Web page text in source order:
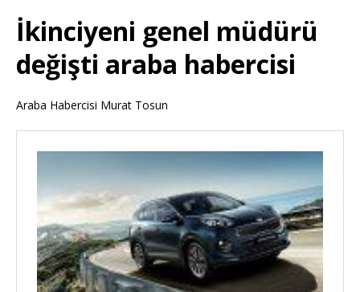
İkinciyeni genel müdürü
değişti araba habercisi
Araba Habercisi Murat Tosun